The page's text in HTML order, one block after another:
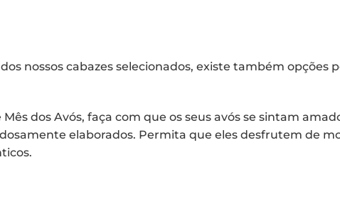
nossos cabazes selecionados, existe também opções
Mês dos Avós, faça com que os seus avós se sintam
elaborados. Permita que eles desfrutem de